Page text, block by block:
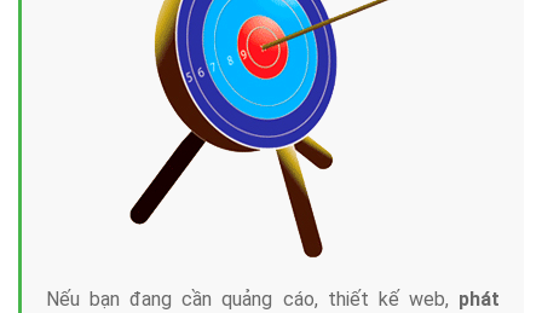
Nếu bạn đang cần quảng cáo, thiết kế web, phát